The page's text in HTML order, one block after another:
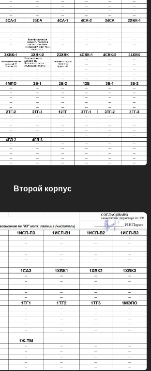
Второй корпус